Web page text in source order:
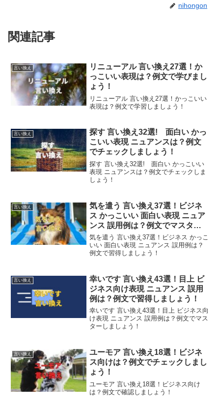
nihongon
関連記事
言い換え
リニューアル 言い換え27選！か
っこいい表現は？例文で学びまし
ょう！
リニューアル 言い換え27選！かっこいい
表現は？例文で学習しましょう！
言い換え
探す 言い換え32選! 面白い かっ
こいい表現 ニュアンスは？例文
でチェックしましょう！
探す 言い換え32選! 面白い かっこいい
表現 ニュアンスは？例文でチェックしま
しょう！
言い換え
気を遣う 言い換え37選！ビジネ
ス かっこいい 面白い表現 ニュア
ンス 誤用例は？例文でマスター
しましょう！
気を遣う 言い換え37選！ビジネス かっこ
いい 面白い表現 ニュアンス 誤用例は？
例文で習得しましょう！
言い換え
幸いです 言い換え43選！目上 ビ
ジネス向け表現 ニュアンス 誤用
例は？例文で習得しましょう！
幸いです 言い換え43選！目上 ビジネス向
け表現 ニュアンス 誤用例は？例文でマス
ターしましょう！
言い換え
ユーモア 言い換え18選！ビジネ
ス向けは？例文でチェックしまし
ょう！
ユーモア 言い換え18選！ビジネス向け
は？例文で確認しましょう！